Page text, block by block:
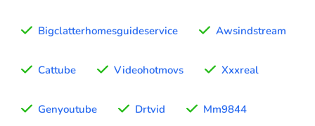
Bigclatterhomesguideservice Awsindstream
Cattube Videohotmovs Xxxreal
Genyoutube Drtvid Mm9844